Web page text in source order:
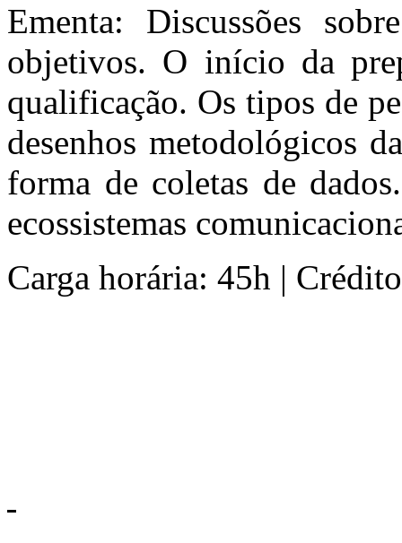
Ementa: Discussões
objetivos. O início da
qualificação. Os tipos de
desenhos metodológicos
forma de coletas de
ecossistemas
Carga horária: 45h |